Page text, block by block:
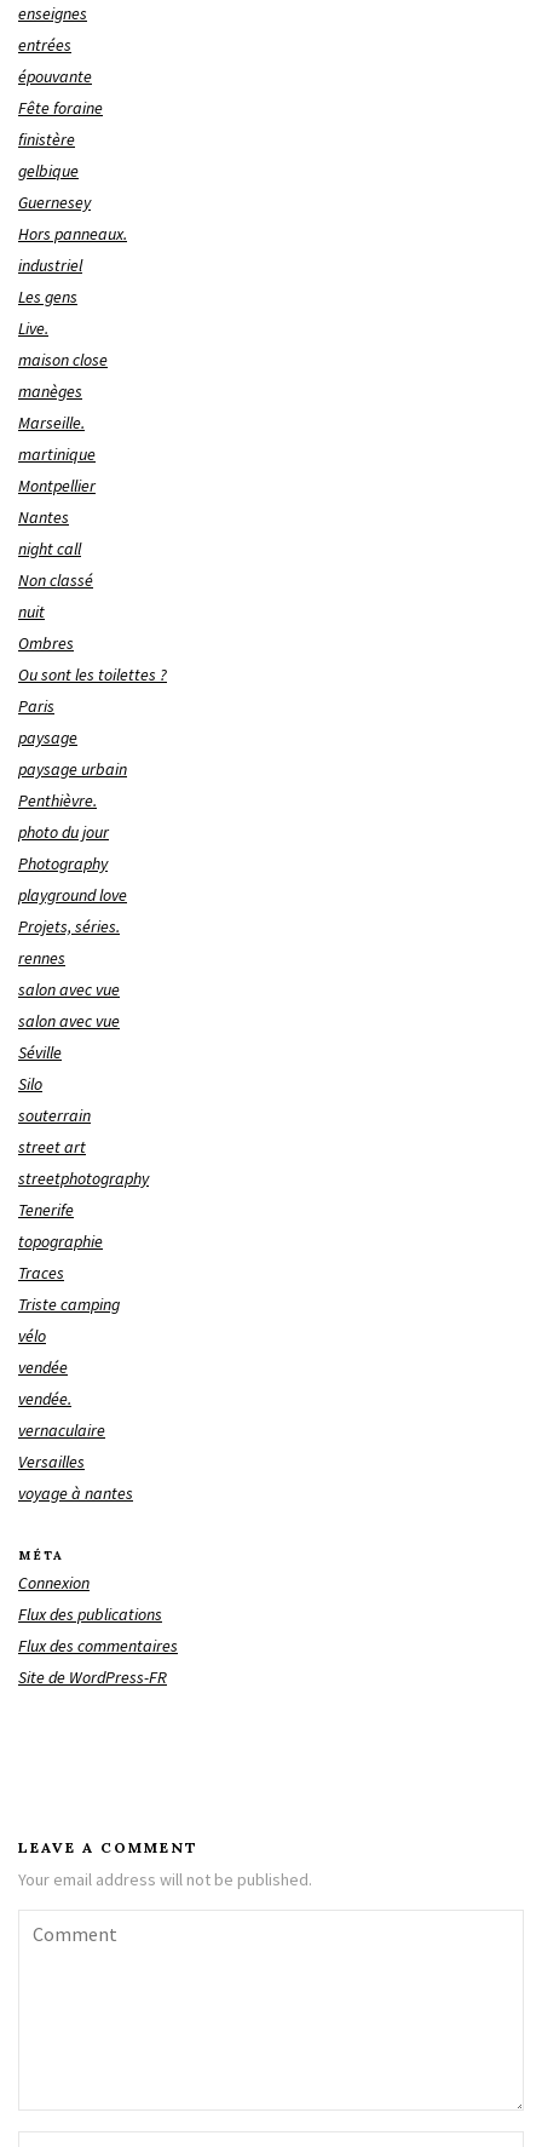
enseignes
entrées
épouvante
Fête foraine
finistère
gelbique
Guernesey
Hors panneaux.
industriel
Les gens
Live.
maison close
manèges
Marseille.
martinique
Montpellier
Nantes
night call
Non classé
nuit
Ombres
Ou sont les toilettes ?
Paris
paysage
paysage urbain
Penthièvre.
photo du jour
Photography
playground love
Projets, séries.
rennes
salon avec vue
salon avec vue
Séville
Silo
souterrain
street art
streetphotography
Tenerife
topographie
Traces
Triste camping
vélo
vendée
vendée.
vernaculaire
Versailles
voyage à nantes
MÉTA
Connexion
Flux des publications
Flux des commentaires
Site de WordPress-FR
LEAVE A COMMENT
Your email address will not be published.